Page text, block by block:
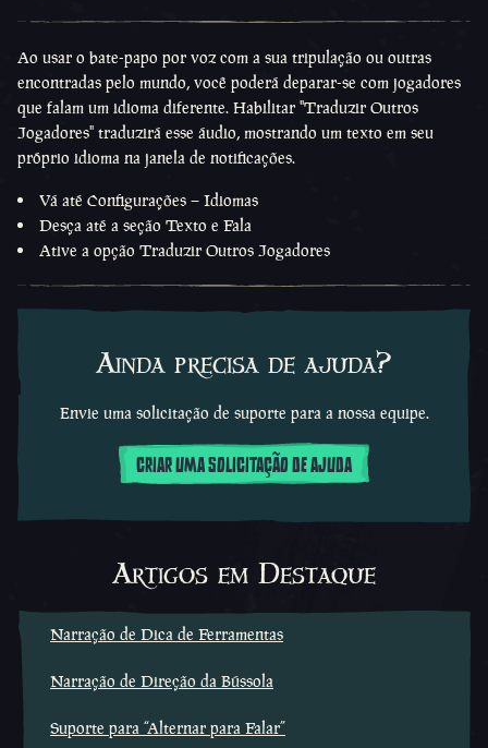
Ao usar o bate-papo por voz com a sua tripulação ou outras
encontradas pelo mundo, você poderá deparar-se com jogadores
que falam um idioma diferente. Habilitar "Traduzir Outros
Jogadores" traduzirá esse áudio, mostrando um texto em seu
próprio idioma na janela de notificações.
Vá até Configurações – Idiomas
Desça até a seção Texto e Fala
Ative a opção Traduzir Outros Jogadores
Ainda precisa de ajuda?
Envie uma solicitação de suporte para a nossa equipe.
CRIAR UMA SOLICITAÇÃO DE AJUDA
Artigos em Destaque
Narração de Dica de Ferramentas
Narração de Direção da Bússola
Suporte para “Alternar para Falar”